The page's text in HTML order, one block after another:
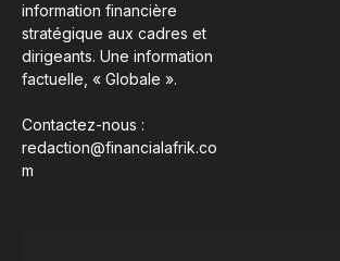
information financière
stratégique aux cadres et
dirigeants. Une information
factuelle, « Globale ».
Contactez-nous :
redaction@financialafrik.co
m